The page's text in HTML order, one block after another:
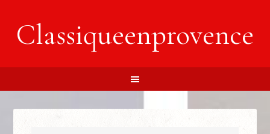
Classiqueenprovence